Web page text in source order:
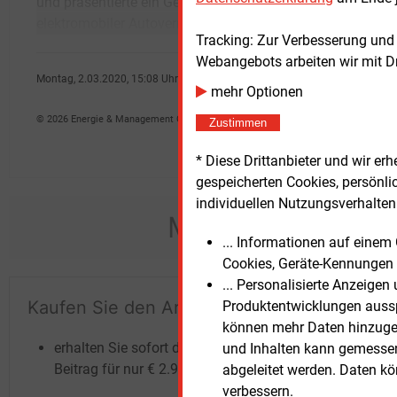
Tracking: Zur Verbesserung
Webangebots arbeiten wir mit
mehr Optionen
Zustimmen
* Diese Drittanbieter und wir
gespeicherten Cookies,
individuellen
... Informationen auf einem
Cookies, Geräte-
... Personalisierte
Produktentwicklungen
können mehr Daten
und Inhalten kann
abgeleitet werden. Daten
verbessern.
Montag, 2.03.2020, 15:08 Uhr
© 2026 Energie & Management GmbH
Möchten Sie
Kaufen Sie den Artikel
erhalten Sie sofort diesen redaktionellen
Beitrag für nur € 2.98